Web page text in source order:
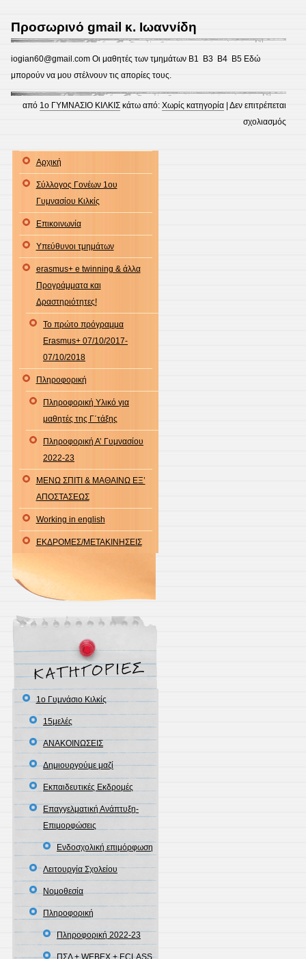
Προσωρινό gmail κ. Ιωαννίδη
iogian60@gmail.com Οι μαθητές των τμημάτων Β1 Β3 Β4 Β5 Εδώ
μπορούν να μου στέλνουν τις απορίες τους.
από 1ο ΓΥΜΝΑΣΙΟ ΚΙΛΚΙΣ κάτω από:Χωρίς κατηγορία |Δεν επιτρέπεται
σχολιασμός
Αρχική
Σύλλογος Γονέων 1ου
Γυμνασίου Κιλκίς
Επικοινωνία
Υπεύθυνοι τμημάτων
erasmus+ e twinning & άλλα
Προγράμματα και
Δραστηριότητες!
Το πρώτο πρόγραμμα
Erasmus+ 07/10/2017-
07/10/2018
Πληροφορική
Πληροφορική Υλικό για
μαθητές της Γ΄τάξης
Πληροφορική Α’ Γυμνασίου
2022-23
ΜΕΝΩ ΣΠΙΤΙ & ΜΑΘΑΙΝΩ ΕΞ’
ΑΠΟΣΤΑΣΕΩΣ
Working in english
ΕΚΔΡΟΜΕΣ/ΜΕΤΑΚΙΝΗΣΕΙΣ
1ο Γυμνάσιο Κιλκίς
15μελές
ΑΝΑΚΟΙΝΩΣΕΙΣ
Δημιουργούμε μαζί
Εκπαιδευτικές Εκδρομές
Επαγγελματική Ανάπτυξη-
Επιμορφώσεις
Ενδοσχολική επιμόρφωση
Λειτουργία Σχολείου
Νομοθεσία
Πληροφορική
Πληροφορική 2022-23
ΠΣΔ + WEBEX + ECLASS